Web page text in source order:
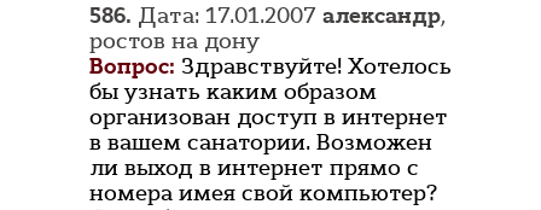
586. Дата: 17.01.2007 александр,
ростов на дону
Вопрос: Здравствуйте! Хотелось
бы узнать каким образом
организован доступ в интернет
в вашем санатории. Возможен
ли выход в интернет прямо с
номера имея свой компьютер?